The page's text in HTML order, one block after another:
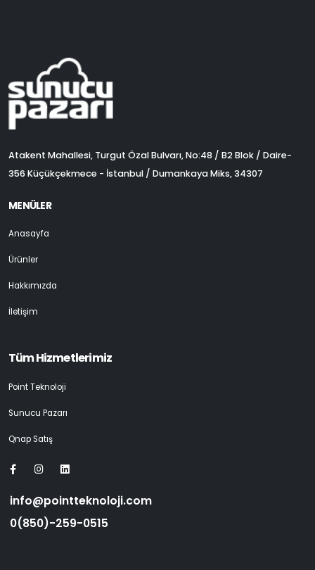
Atakent Mahallesi, Turgut Özal Bulvarı, No:48 / B2 Blok / Daire-
356 Küçükçekmece - İstanbul / Dumankaya Miks, 34307
MENÜLER
Anasayfa
Ürünler
Hakkımızda
İletişim
Tüm Hizmetlerimiz
Point Teknoloji
Sunucu Pazarı
Qnap Satış
info@pointteknoloji.com
0(850)-259-0515